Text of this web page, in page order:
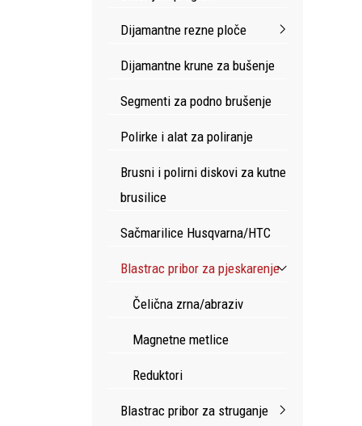
Dijamantne rezne ploče
Dijamantne krune za bušenje
Segmenti za podno brušenje
Polirke i alat za poliranje
Brusni i polirni diskovi za kutne
brusilice
Sačmarilice Husqvarna/HTC
Blastrac pribor za pjeskarenje
Čelična zrna/abraziv
Magnetne metlice
Reduktori
Blastrac pribor za struganje